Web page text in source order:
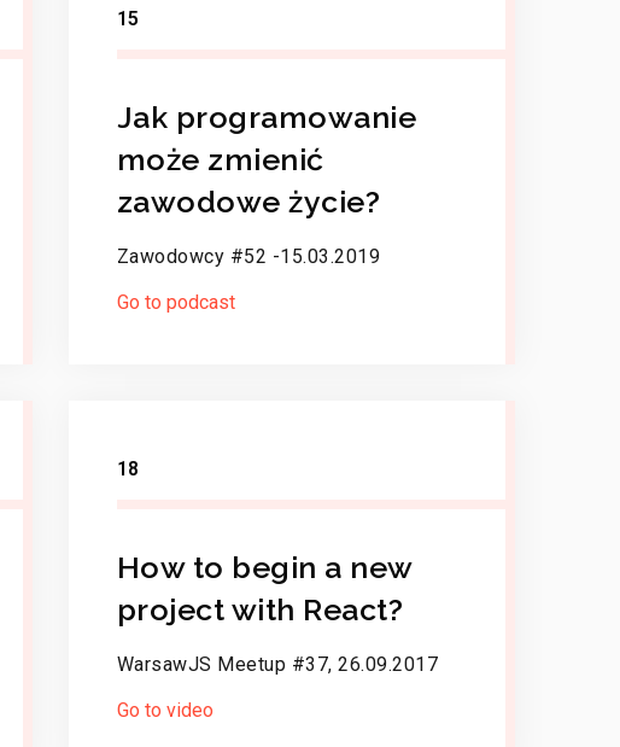
15
Jak programowanie
może zmienić
zawodowe życie?
Zawodowcy #52 -15.03.2019
Go to podcast
18
How to begin a new
project with React?
WarsawJS Meetup #37, 26.09.2017
Go to video